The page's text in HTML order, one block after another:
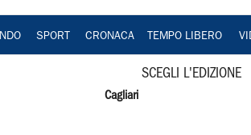
SPORT CRONACA TEMPO LIBERO
SCEGLI L'EDIZIONE
Cagliari